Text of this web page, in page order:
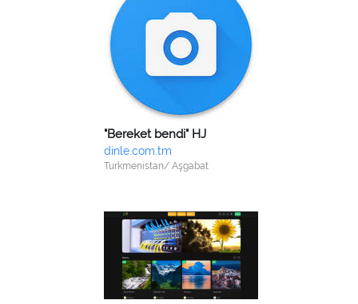
"Bereket bendi" HJ
dinle.com.tm
Turkmenistan/ Aşgabat